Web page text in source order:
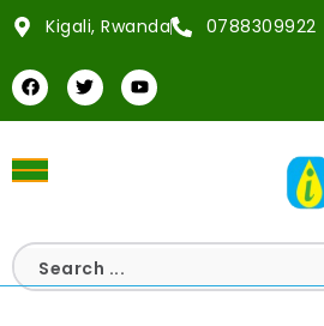
Kigali, Rwanda 0788309922